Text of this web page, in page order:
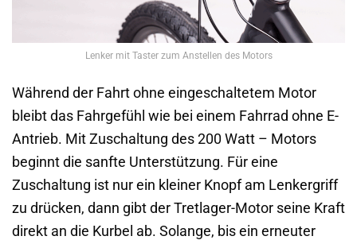
Lenker mit Taster zum Anstellen des Motors
Während der Fahrt ohne eingeschaltetem Motor
bleibt das Fahrgefühl wie bei einem Fahrrad ohne E-
Antrieb. Mit Zuschaltung des 200 Watt – Motors
beginnt die sanfte Unterstützung. Für eine
Zuschaltung ist nur ein kleiner Knopf am Lenkergriff
zu drücken, dann gibt der Tretlager-Motor seine Kraft
direkt an die Kurbel ab. Solange, bis ein erneuter